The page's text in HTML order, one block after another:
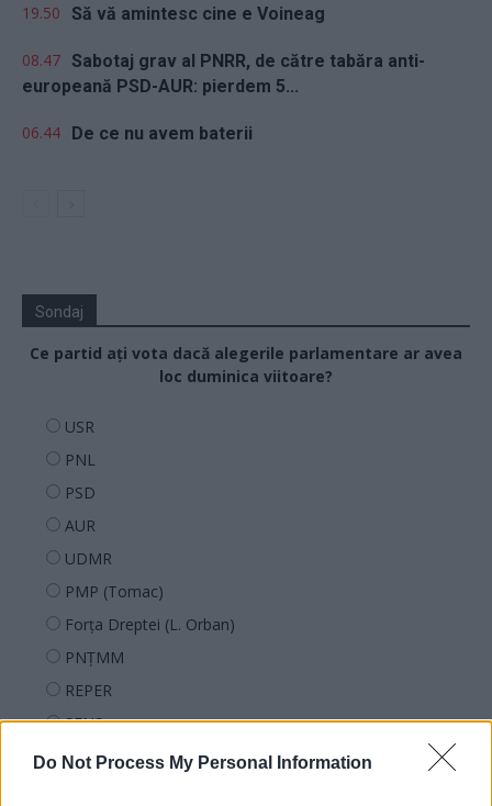
Do Not Process My Personal Information
19.50 Să vă amintesc cine e Voineag
08.47 Sabotaj grav al PNRR, de către tabăra anti-
europeană PSD-AUR: pierdem 5...
06.44 De ce nu avem baterii
Sondaj
Ce partid ați vota dacă alegerile parlamentare ar avea
loc duminica viitoare?
USR
PNL
PSD
AUR
UDMR
PMP (Tomac)
Forța Dreptei (L. Orban)
PNȚMM
REPER
SENS
SOS (Șoșoacă)